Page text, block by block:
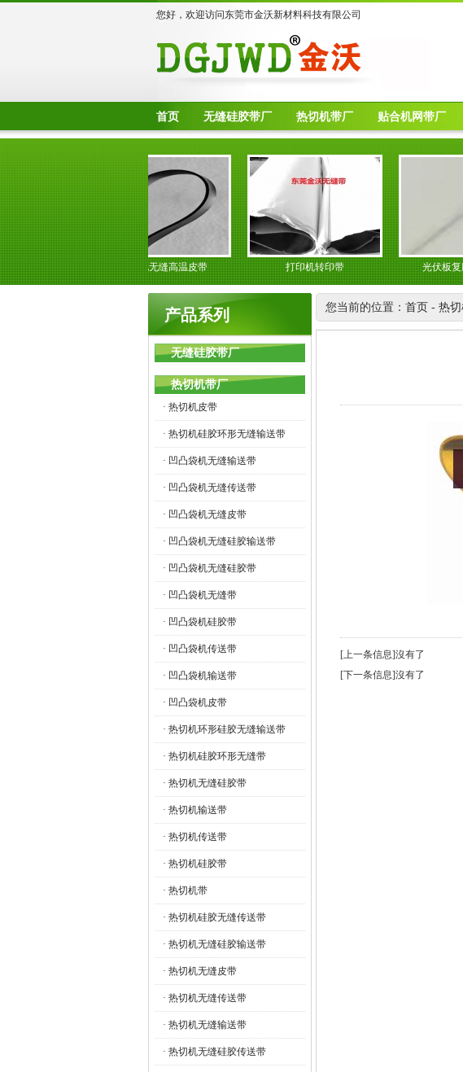
您好，欢迎访问东莞市金沃新材料科技有限公司
首页 无缝硅胶带厂 热切机带厂 贴合机网带厂
带 防静电无缝高温皮带 打印机转印带 光伏板复膜耐
产品系列
无缝硅胶带厂
热切机带厂
· 热切机皮带
· 热切机硅胶环形无缝输送带
· 凹凸袋机无缝输送带
· 凹凸袋机无缝传送带
· 凹凸袋机无缝皮带
· 凹凸袋机无缝硅胶输送带
· 凹凸袋机无缝硅胶带
· 凹凸袋机无缝带
· 凹凸袋机硅胶带
· 凹凸袋机传送带
· 凹凸袋机输送带
· 凹凸袋机皮带
· 热切机环形硅胶无缝输送带
· 热切机硅胶环形无缝带
· 热切机无缝硅胶带
· 热切机输送带
· 热切机传送带
· 热切机硅胶带
· 热切机带
· 热切机硅胶无缝传送带
· 热切机无缝硅胶输送带
· 热切机无缝皮带
· 热切机无缝传送带
· 热切机无缝输送带
· 热切机无缝硅胶传送带
您当前的位置： 首页 - 热
[上一条信息]沒有了
[下一条信息]沒有了